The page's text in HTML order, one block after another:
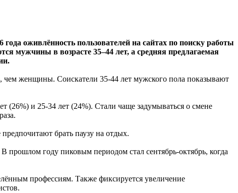
оживлённость пользователей на сайтах по поиску работы
мужчины в возрасте 35–44 лет, а средняя предлагаемая
женщины. Соискатели 35-44 лет мужского пола показывают
(26%) и 25-34 лет (24%). Стали чаще задумываться о смене
брать паузу на отдых.
прошлом году пиковым периодом стал сентябрь-октябрь, когда
профессиям. Также фиксируется увеличение